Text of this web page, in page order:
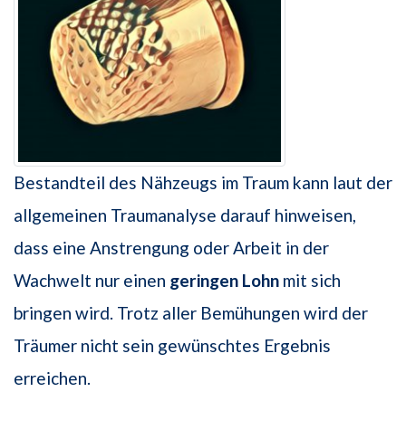
Bestandteil des Nähzeugs im Traum kann laut der
allgemeinen Traumanalyse darauf hinweisen,
dass eine Anstrengung oder Arbeit in der
Wachwelt nur einen geringen Lohn mit sich
bringen wird. Trotz aller Bemühungen wird der
Träumer nicht sein gewünschtes Ergebnis
erreichen.